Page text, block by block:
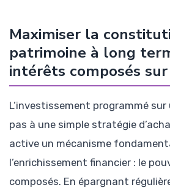
Maximiser la
patrimoine à long
intérêts composés
L’investissement programmé sur
pas à une simple stratégie
active un mécanisme
l’enrichissement financier : le
composés. En épargnant